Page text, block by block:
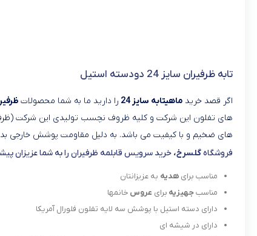
تابه ظرفیران سایز 24 دودسته استیل
اگر قصد خرید ماهیتابه سایز 24 را دارید ما به شما محصولات
های تفلون این شرکت و کلیه ظروف نچسب تولیدی این شرکت
های ضخیم و با کیفیت می باشد. به دلیل مقاومت پوشش خارجی
فروشگاهگلسرخ، خرید سرویس قابلمه ظرفیران را به شما عزیزان
مناسب برای هدیه به عزیزانتان
مناسبجهیزیه برای عروس خانمها
دارای دسته استیل با پوشش سه لایه تفلون فلورال آمریکا
دارای در شیشه ای